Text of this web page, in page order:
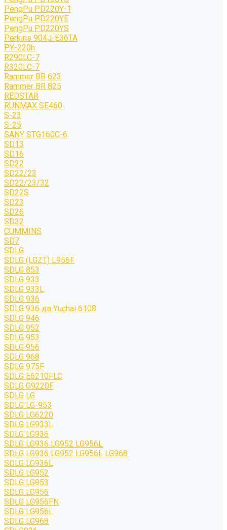
PengPu PD220Y-1
PengPu PD220YE
PengPu PD220YS
Perkins 904J-E36TA
PY-220h
R290LC-7
R320LC-7
Rammer BR 623
Rammer BR 825
REDSTAR
RUNMAX SE460
S-23
S-25
SANY STG160C-6
SD13
SD16
SD22
SD22/23
SD22/23/32
SD22S
SD23
SD26
SD32
CUMMINS
SD7
SDLG
SDLG (LGZT) L956F
SDLG 853
SDLG 933
SDLG 933L
SDLG 936
SDLG 936 дв.Yuchai 6108
SDLG 946
SDLG 952
SDLG 953
SDLG 956
SDLG 968
SDLG 975F
SDLG E6210FLC
SDLG G9220F
SDLG LG
SDLG LG-953
SDLG LG6220
SDLG LG933L
SDLG LG936
SDLG LG936 LG952 LG956L
SDLG LG936 LG952 LG956L LG968
SDLG LG936L
SDLG LG952
SDLG LG953
SDLG LG956
SDLG LG956FN
SDLG LG956L
SDLG LG968